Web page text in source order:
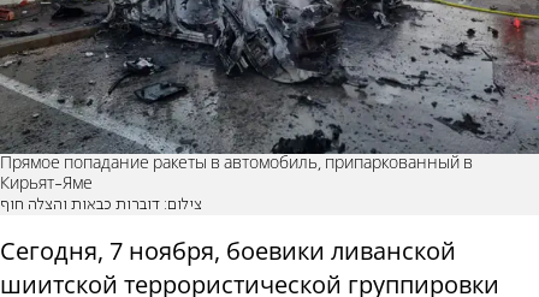
Прямое попадание ракеты в автомобиль, припаркованный в
Кирьят-Яме
צילום: דוברות כבאות והצלה חוף
Сегодня, 7 ноября, боевики ливанской
шиитской террористической группировки